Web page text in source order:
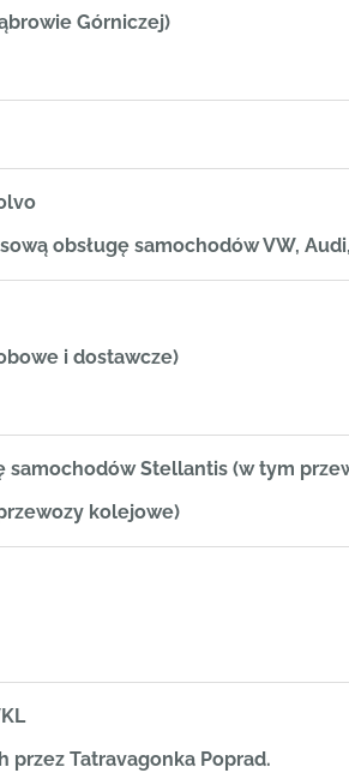
Górniczej)
obsługę samochodów VW,
i dostawcze)
Stellantis (w tym
kolejowe)
Tatravagonka Poprad.